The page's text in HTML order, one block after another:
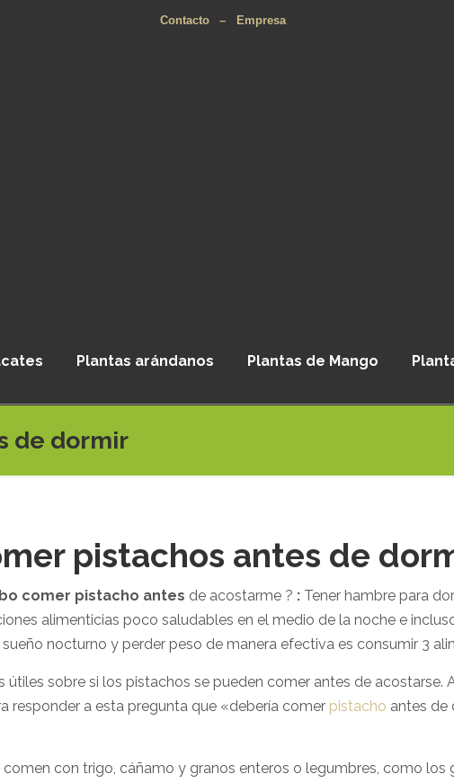
Contacto – Empresa
Plantas arándanos Plantas de Mango
de dormir
pistachos antes de
comer pistacho antes de acostarme ? : Tener hambre para
alimenticias poco saludables en el medio de la noche e
nocturno y perder peso de manera efectiva es consumir 3
sobre si los pistachos se pueden comer antes de acostarse.
responder a esta pregunta que «debería comer pistacho antes de
con trigo, cáñamo y granos enteros o legumbres, como los